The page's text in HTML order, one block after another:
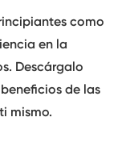
como
en la
Descárgalo
de las
mismo.